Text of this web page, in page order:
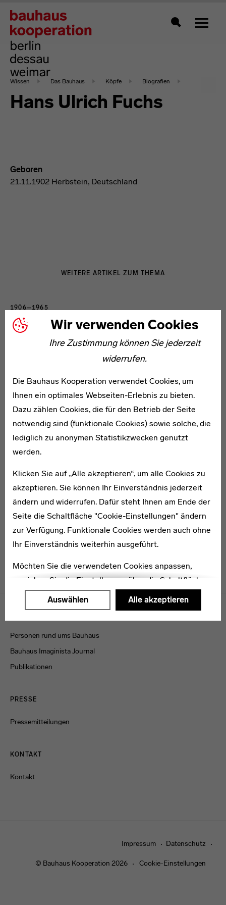
Wir verwenden Cookies
Ihre Zustimmung können Sie jederzeit
widerrufen.
Die Bauhaus Kooperation verwendet Cookies, um
Ihnen ein optimales Webseiten-Erlebnis zu bieten.
Dazu zählen Cookies, die für den Betrieb der Seite
notwendig sind (funktionale Cookies) sowie solche, die
lediglich zu anonymen Statistikzwecken genutzt
werden.
Klicken Sie auf „Alle akzeptieren“, um alle Cookies zu
akzeptieren. Sie können Ihr Einverständnis jederzeit
ändern und widerrufen. Dafür steht Ihnen am Ende der
Seite die Schaltfläche "Cookie-Einstellungen" ändern
zur Verfügung. Funktionale Cookies werden auch ohne
Ihr Einverständnis weiterhin ausgeführt.
Möchten Sie die verwendeten Cookies anpassen,
erreichen Sie die Einstellungen über die Schaltfläche
"Auswählen".
Auswählen Alle akzeptieren
Zeigt
Wissen Das Bauhaus Köpfe Biografien
Hans Ulrich Fuchs
Geboren
21.11.1902 Herbstein, Deutschland
WEITERE ARTIKEL ZUM THEMA
John Duguid
1906–1965
Ernst Gumpel
* 1904
Erich Holthoff
1904–1996
Menulinks
Personen rund ums Bauhaus
Bauhaus Imaginista Journal
Publikationen
PRESSE
Pressemitteilungen
KONTAKT
Kontakt
Impressum Datenschutz
© Bauhaus Kooperation 2026 Cookie-Einstellungen